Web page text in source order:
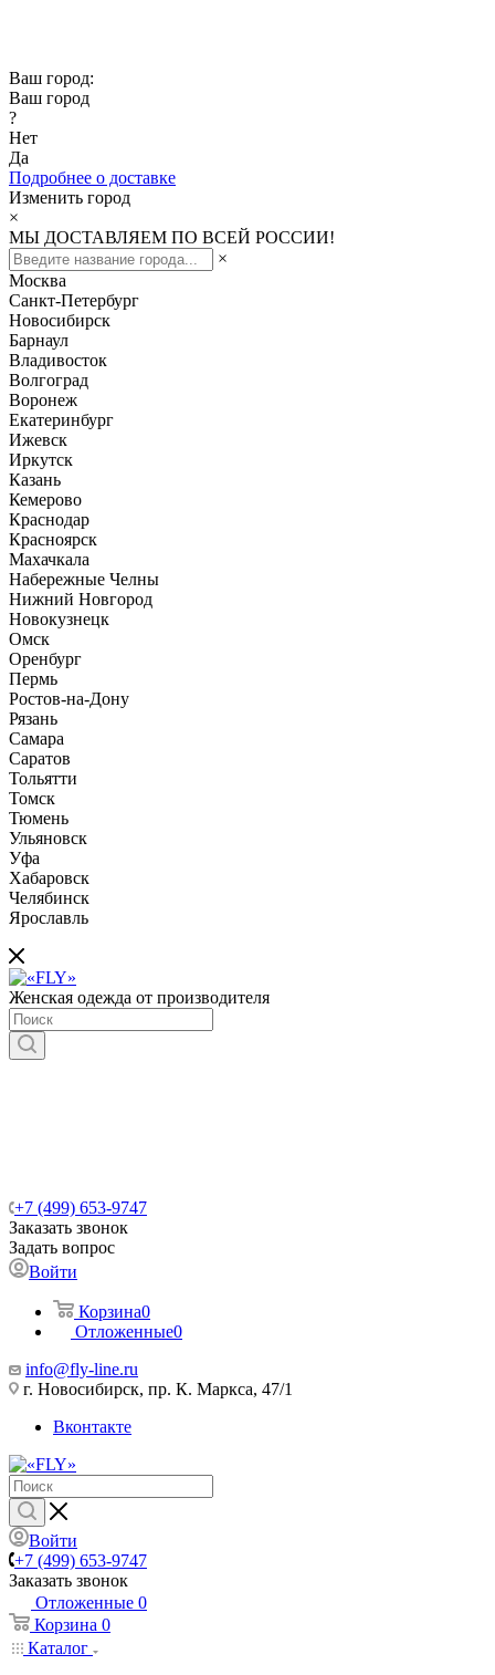
Ваш город:
Ваш город
?
Нет
Да
Подробнее о доставке
Изменить город
×
МЫ ДОСТАВЛЯЕМ ПО ВСЕЙ РОССИИ!
×
Москва
Санкт-Петербург
Новосибирск
Барнаул
Владивосток
Волгоград
Воронеж
Екатеринбург
Ижевск
Иркутск
Казань
Кемерово
Краснодар
Красноярск
Махачкала
Набережные Челны
Нижний Новгород
Новокузнецк
Омск
Оренбург
Пермь
Ростов-на-Дону
Рязань
Самара
Саратов
Тольятти
Томск
Тюмень
Ульяновск
Уфа
Хабаровск
Челябинск
Ярославль
Женская одежда от производителя
+7 (499) 653-9747
Заказать звонок
Задать вопрос
Войти
Корзина0
Отложенные0
info@fly-line.ru
г. Новосибирск, пр. К. Маркса, 47/1
Вконтакте
Войти
+7 (499) 653-9747
Заказать звонок
Отложенные 0
Корзина 0
Каталог